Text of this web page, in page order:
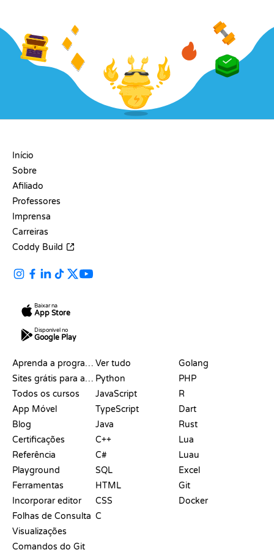
Início
Sobre
Afiliado
Professores
Imprensa
Carreiras
Coddy Build
Baixar na
App Store
Disponível no
Google Play
Aprenda a programar
Sites grátis para aprender a programar
Todos os cursos
App Móvel
Blog
Certificações
Referência
Playground
Ferramentas
Incorporar editor
Folhas de Consulta
Visualizações
Comandos do Git
Ver tudo
Python
JavaScript
TypeScript
Java
C++
C#
SQL
HTML
CSS
C
Golang
PHP
R
Dart
Rust
Lua
Luau
Excel
Git
Docker